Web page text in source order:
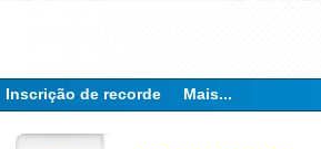
Inscrição de recorde Mais...